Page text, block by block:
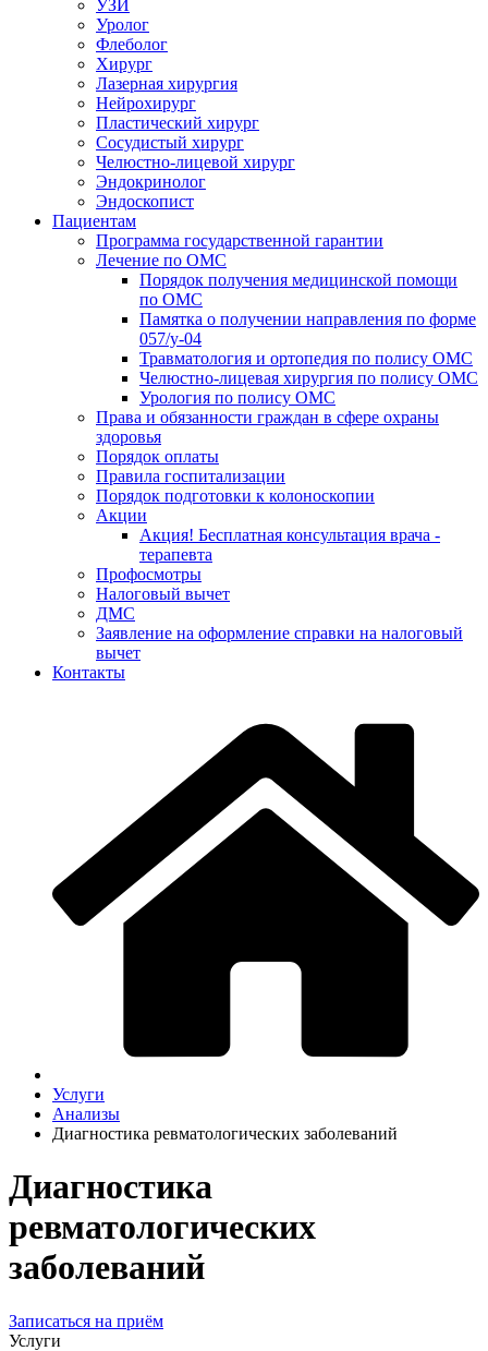
УЗИ
Уролог
Флеболог
Хирург
Лазерная хирургия
Нейрохирург
Пластический хирург
Сосудистый хирург
Челюстно-лицевой хирург
Эндокринолог
Эндоскопист
Пациентам
Программа государственной гарантии
Лечение по ОМС
Порядок получения медицинской помощи
по ОМС
Памятка о получении направления по форме
057/у-04
Травматология и ортопедия по полису ОМС
Челюстно-лицевая хирургия по полису ОМС
Урология по полису ОМС
Права и обязанности граждан в сфере охраны
здоровья
Порядок оплаты
Правила госпитализации
Порядок подготовки к колоноскопии
Акции
Акция! Бесплатная консультация врача -
терапевта
Профосмотры
Налоговый вычет
ДМС
Заявление на оформление справки на налоговый
вычет
Контакты
Услуги
Анализы
Диагностика ревматологических заболеваний
Диагностика
ревматологических
заболеваний
Записаться на приём
Услуги